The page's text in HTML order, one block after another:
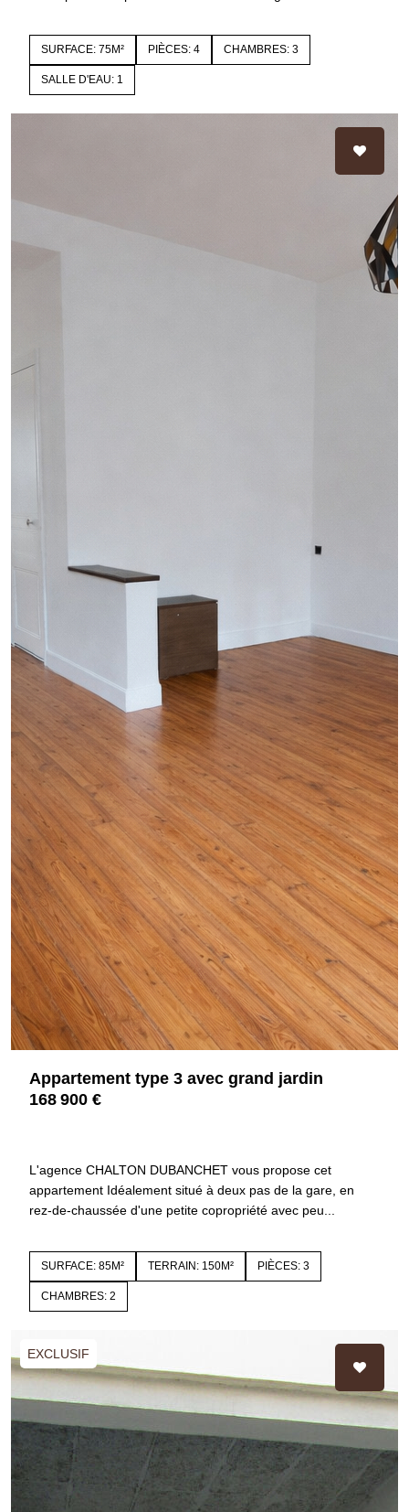
SURFACE: 75M² PIÈCES: 4 CHAMBRES: 3
SALLE D'EAU: 1
Appartement type 3 avec grand jardin
168 900 €
L'agence CHALTON DUBANCHET vous propose cet
appartement Idéalement situé à deux pas de la gare, en
rez-de-chaussée d'une petite copropriété avec peu...
SURFACE: 85M² TERRAIN: 150M² PIÈCES: 3
CHAMBRES: 2
EXCLUSIF